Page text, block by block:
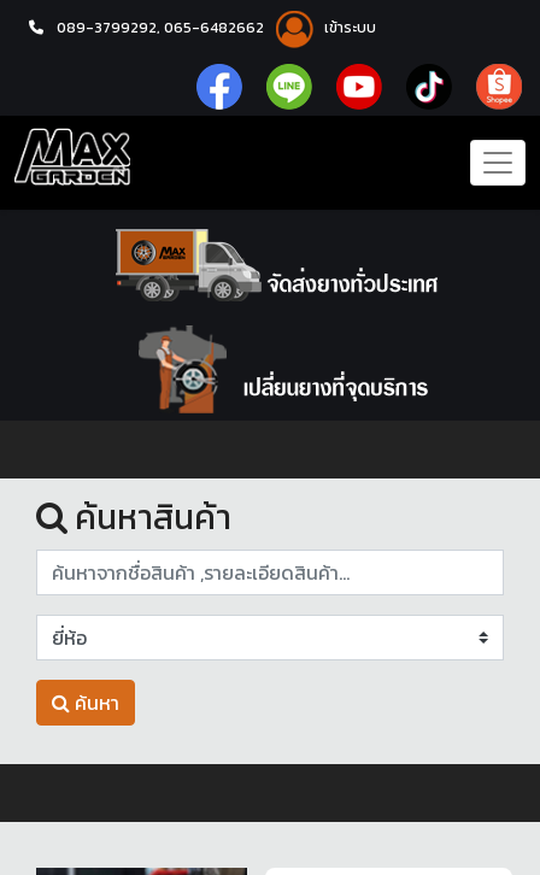
089-3799292, 065-6482662 เข้าระบบ
หน้าแรก
ค้นหาสินค้า
ค้นหา